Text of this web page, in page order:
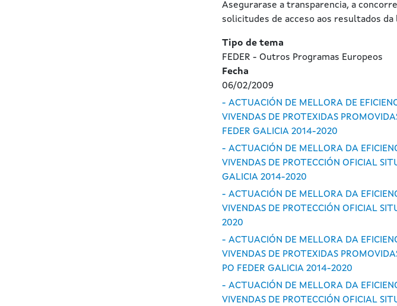
Asegurarase a transparencia, a
solicitudes de acceso aos resultados da
Tipo de tema
FEDER - Outros Programas Europeos
Fecha
06/02/2009
- ACTUACIÓN DE MELLORA DE
VIVENDAS DE PROTEXIDAS
FEDER GALICIA 2014-2020
- ACTUACIÓN DE MELLORA DA
VIVENDAS DE PROTECCIÓN OFICIAL
GALICIA 2014-2020
- ACTUACIÓN DE MELLORA DA
VIVENDAS DE PROTECCIÓN OFICIAL
2020
- ACTUACIÓN DE MELLORA DA
VIVENDAS DE PROTEXIDAS
PO FEDER GALICIA 2014-2020
- ACTUACIÓN DE MELLORA DA
VIVENDAS DE PROTECCIÓN OFICIAL